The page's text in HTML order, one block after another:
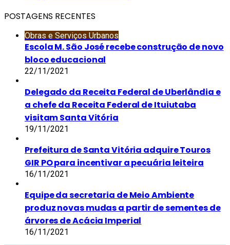
POSTAGENS RECENTES
Obras e Serviços Urbanos
Escola M. São José recebe construção de novo
bloco educacional
22/11/2021
Delegado da Receita Federal de Uberlândia e
a chefe da Receita Federal de Ituiutaba
visitam Santa Vitória
19/11/2021
Prefeitura de Santa Vitória adquire Touros
GIR PO para incentivar a pecuária leiteira
16/11/2021
Equipe da secretaria de Meio Ambiente
produz novas mudas a partir de sementes de
árvores de Acácia Imperial
16/11/2021